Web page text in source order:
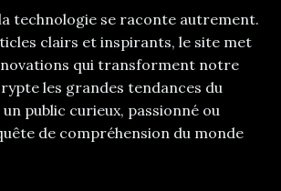
technologie se raconte autrement.
clairs et inspirants, le site met
qui transforment notre
les grandes tendances du
public curieux, passionné ou
de compréhension du monde